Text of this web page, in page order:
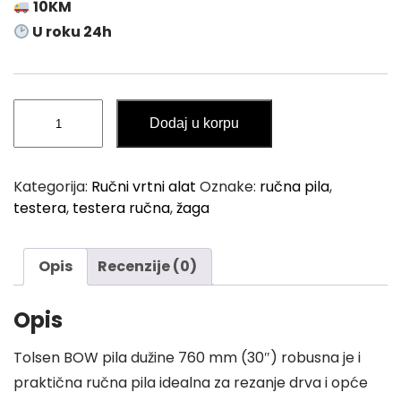
10KM
U roku 24h
/
Lučna
TOLSEN
type
760mm
Dodaj u korpu
Kategorija: Ručni vrtni alat Oznake: ručna pila,
testera, testera ručna,žaga
Opis Recenzije (0)
Opis
Tolsen BOW pila dužine 760 mm (30″) robusna je i
praktična ručna pila idealna za rezanje drva i opće